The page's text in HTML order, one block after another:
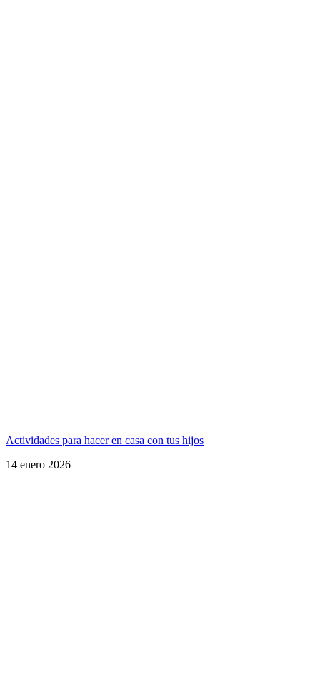
Actividades para hacer en casa con tus hijos
14 enero 2026